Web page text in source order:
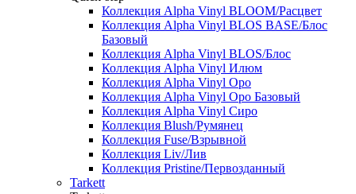
Коллекция Alpha Vinyl BLOOM/Расцвет
Коллекция Alpha Vinyl BLOS BASE/Блос
Базовый
Коллекция Alpha Vinyl BLOS/Блос
Коллекция Alpha Vinyl Илюм
Коллекция Alpha Vinyl Оро
Коллекция Alpha Vinyl Оро Базовый
Коллекция Alpha Vinyl Сиро
Коллекция Blush/Румянец
Коллекция Fuse/Взрывной
Коллекция Liv/Лив
Коллекция Pristine/Первозданный
Tarkett